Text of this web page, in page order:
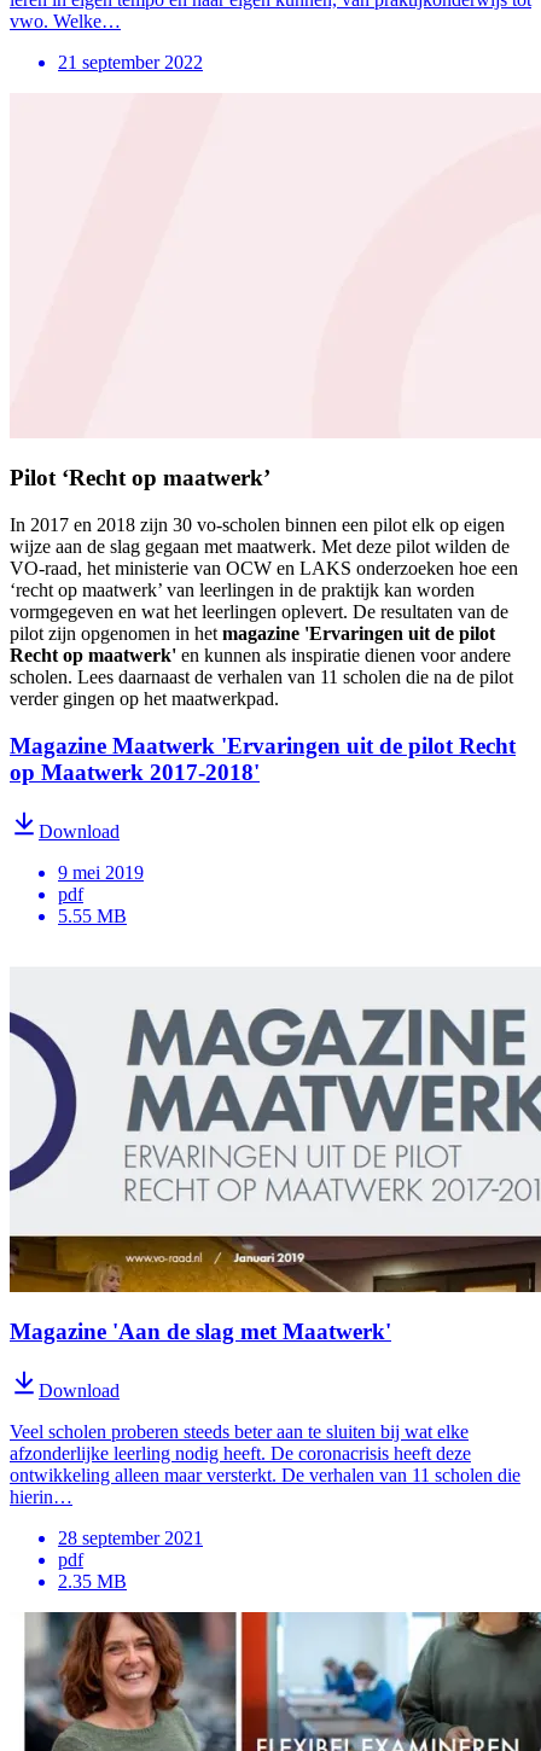
vwo. Welke…
21 september 2022
Pilot ‘Recht op maatwerk’
In 2017 en 2018 zijn 30 vo-scholen binnen een pilot elk op eigen
wijze aan de slag gegaan met maatwerk. Met deze pilot wilden de
VO-raad, het ministerie van OCW en LAKS onderzoeken hoe een
‘recht op maatwerk’ van leerlingen in de praktijk kan worden
vormgegeven en wat het leerlingen oplevert. De resultaten van de
pilot zijn opgenomen in het magazine 'Ervaringen uit de pilot
Recht op maatwerk' en kunnen als inspiratie dienen voor andere
scholen. Lees daarnaast de verhalen van 11 scholen die na de pilot
verder gingen op het maatwerkpad.
Magazine Maatwerk 'Ervaringen uit de pilot Recht
op Maatwerk 2017-2018'
Download
9 mei 2019
pdf
5.55 MB
Magazine 'Aan de slag met Maatwerk'
Download
Veel scholen proberen steeds beter aan te sluiten bij wat elke
afzonderlijke leerling nodig heeft. De coronacrisis heeft deze
ontwikkeling alleen maar versterkt. De verhalen van 11 scholen die
hierin…
28 september 2021
pdf
2.35 MB